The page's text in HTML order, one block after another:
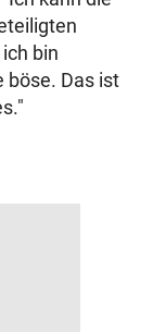
bin
böse. Das ist